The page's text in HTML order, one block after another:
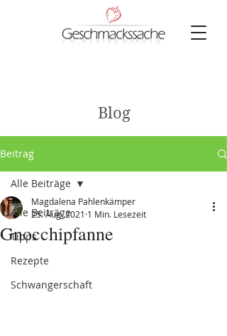
Blog
Beitrag
Alle Beiträge
Tipps
Rezepte
Schwangerschaft
Alle Beiträge
Gnocchipfanne
Magdalena Pahlenkämper
25. Aug. 2021 1 Min. Lesezeit